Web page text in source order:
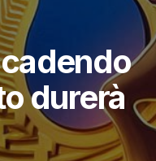
durerà